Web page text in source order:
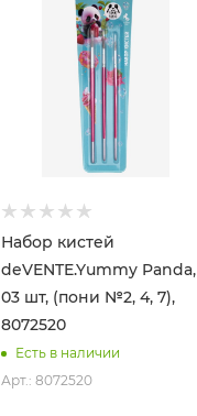
Набор кистей
deVENTE.Yummy Panda,
03 шт, (пони №2, 4, 7),
8072520
Есть в наличии
Арт.: 8072520